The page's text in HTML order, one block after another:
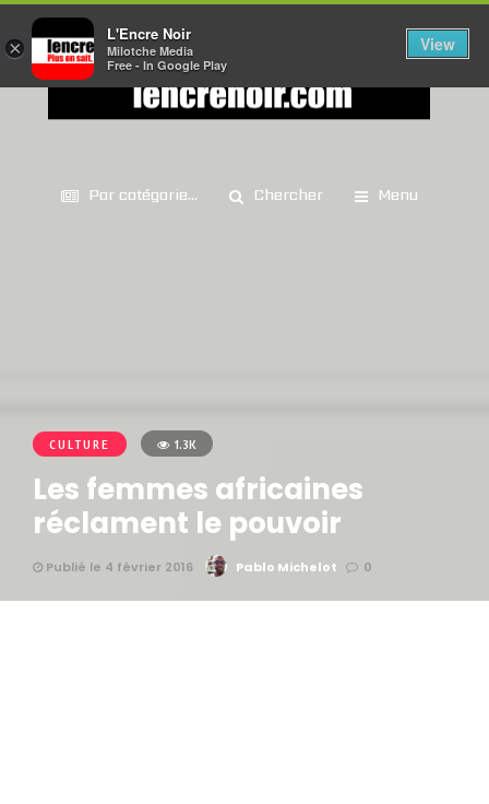
Par catégorie... Chercher Menu
CULTURE 1.3K
Les femmes africaines
réclament le pouvoir
Publié le 4 février 2016 Pablo Michelot 0
×
L'Encre Noir
Milotche Media
Free - In Google Play
View